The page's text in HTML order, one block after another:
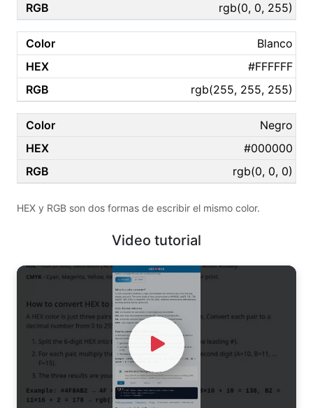
rgb(0, 0, 255)
Blanco
#FFFFFF
rgb(255, 255, 255)
Negro
#000000
rgb(0, 0, 0)
HEX y RGB son dos formas de escribir el mismo color.
Video tutorial
Watch Video